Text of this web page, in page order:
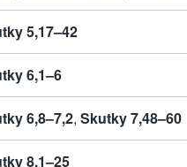
5,17–42
6,1–6
6,8–7,2, Skutky 7,48–60
8,1–25